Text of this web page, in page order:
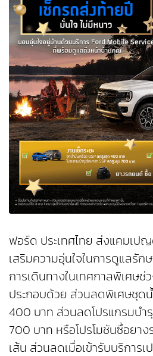
ฟอร์ด ประเทศไทย ส่งแคมเป
เสริมความอุ่นใจในการดูแลรั
การเดินทางในเทศกาลพิเศษ
ประกอบด้วย ส่วนลดพิเศษชุด
400 บาท ส่วนลดโปรแกรมบำ
700 บาท หรือโปรโมชันซื้อยา
เส้น ส่วนลดเมื่อเข้ารับบริการ